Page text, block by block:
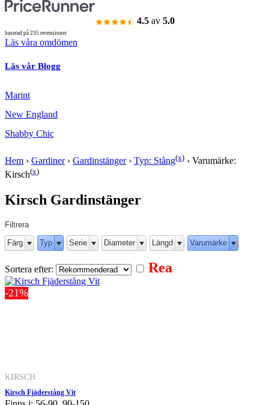
4.5 av 5.0
baserad på 235 recensioner
Läs våra omdömen
Läs vår Blogg
Marint
New England
Shabby Chic
Hem › Gardiner› Gardinstänger› Typ: Stång(x) › Varumärke:
Kirsch(x)
Kirsch Gardinstänger
Filtrera
Färg
Typ Serie Diameter Längd Varumärke
Sortera efter: Rea
-21%
KIRSCH
Kirsch Fjäderstång Vit